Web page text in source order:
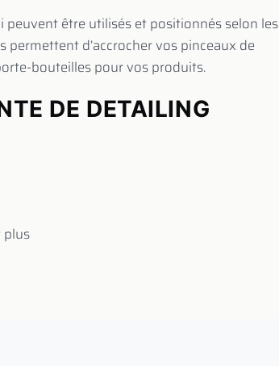
être utilisés et positionnés selon les
permettent d’accrocher vos pinceaux de
bouteilles pour vos produits.
DE DETAILING
plus